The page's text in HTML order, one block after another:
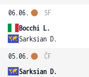
06.06.
Bocchi L.
Sarksian D.
SF
05.06.
Sarksian D.
ČF